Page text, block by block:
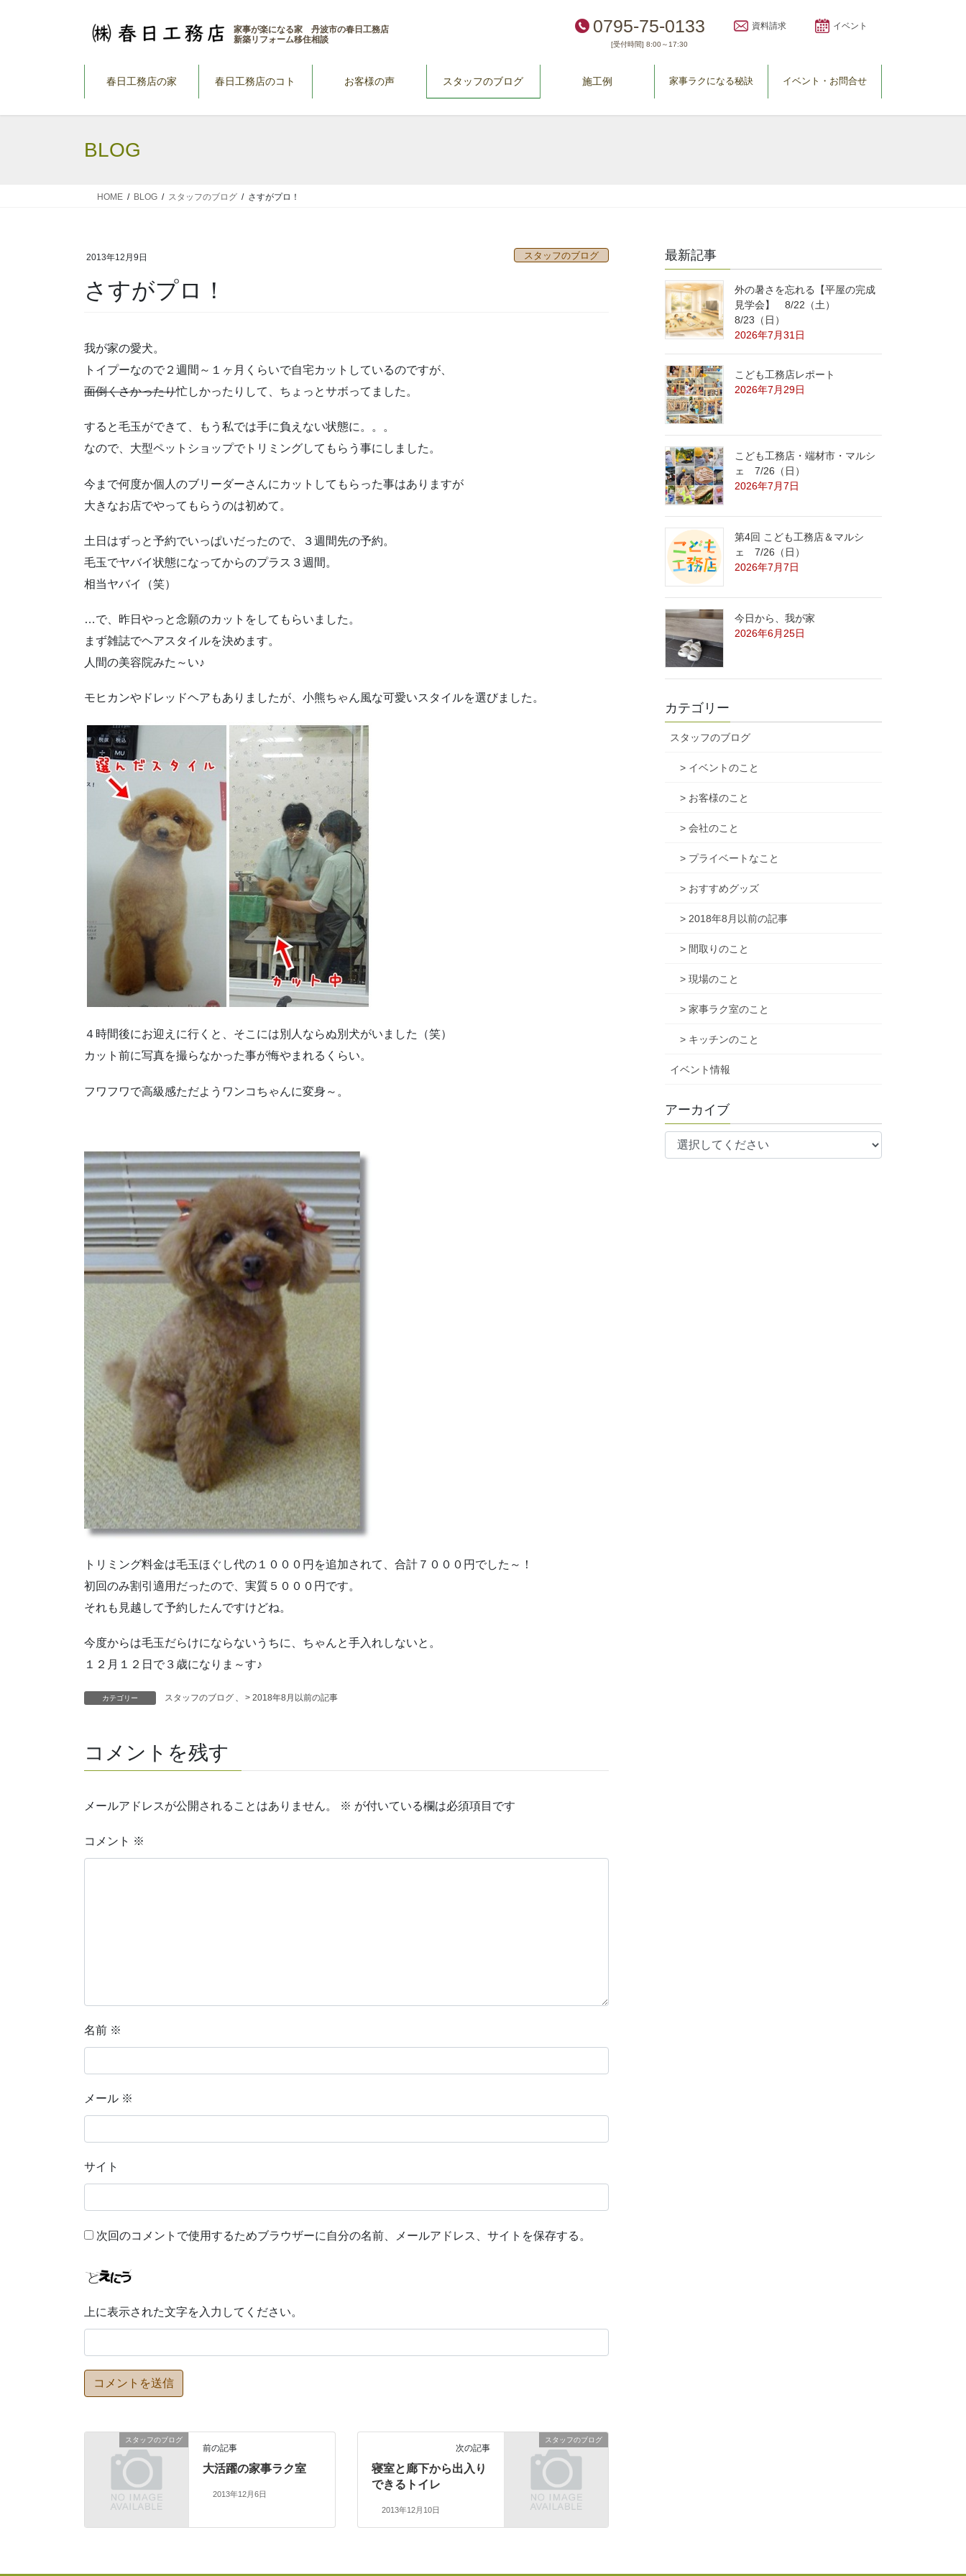
家事が楽になる家 丹波市の春日工務店
新築リフォーム移住相談
0795-75-0133
[受付時間] 8:00～17:30
資料請求 イベント
春日工務店の家 春日工務店のコト お客様の声 スタッフのブログ 施工例 家事ラクになる秘訣 イベント・お問合せ
BLOG
HOME BLOG スタッフのブログ さすがプロ！
2013年12月9日 スタッフのブログ
さすがプロ！
我が家の愛犬。
トイプーなので２週間～１ヶ月くらいで自宅カットしているのですが、
面倒くさかったり忙しかったりして、ちょっとサボってました。
すると毛玉ができて、もう私では手に負えない状態に。。。
なので、大型ペットショップでトリミングしてもらう事にしました。
今まで何度か個人のブリーダーさんにカットしてもらった事はありますが
大きなお店でやってもらうのは初めて。
土日はずっと予約でいっぱいだったので、３週間先の予約。
毛玉でヤバイ状態になってからのプラス３週間。
相当ヤバイ（笑）
…で、昨日やっと念願のカットをしてもらいました。
まず雑誌でヘアスタイルを決めます。
人間の美容院みた～い♪
モヒカンやドレッドヘアもありましたが、小熊ちゃん風な可愛いスタイルを選びました。
４時間後にお迎えに行くと、そこには別人ならぬ別犬がいました（笑）
カット前に写真を撮らなかった事が悔やまれるくらい。
フワフワで高級感ただようワンコちゃんに変身～。
トリミング料金は毛玉ほぐし代の１０００円を追加されて、合計７０００円でした～！
初回のみ割引適用だったので、実質５０００円です。
それも見越して予約したんですけどね。
今度からは毛玉だらけにならないうちに、ちゃんと手入れしないと。
１２月１２日で３歳になりま～す♪
カテゴリー スタッフのブログ 、 > 2018年8月以前の記事
コメントを残す
メールアドレスが公開されることはありません。 ※ が付いている欄は必須項目です
コメント ※
名前 ※
メール ※
サイト
次回のコメントで使用するためブラウザーに自分の名前、メールアドレス、サイトを保存する。
上に表示された文字を入力してください。
スタッフのブログ
前の記事
大活躍の家事ラク室
2013年12月6日
スタッフのブログ
次の記事
寝室と廊下から出入り
できるトイレ
2013年12月10日
最新記事
外の暑さを忘れる【平屋の完成
見学会】 8/22（土）
8/23（日）
2026年7月31日
こども工務店レポート
2026年7月29日
こども工務店・端材市・マルシ
ェ 7/26（日）
2026年7月7日
第4回 こども工務店＆マルシ
ェ 7/26（日）
2026年7月7日
今日から、我が家
2026年6月25日
カテゴリー
スタッフのブログ
> イベントのこと
> お客様のこと
> 会社のこと
> プライベートなこと
> おすすめグッズ
> 2018年8月以前の記事
> 間取りのこと
> 現場のこと
> 家事ラク室のこと
> キッチンのこと
イベント情報
アーカイブ